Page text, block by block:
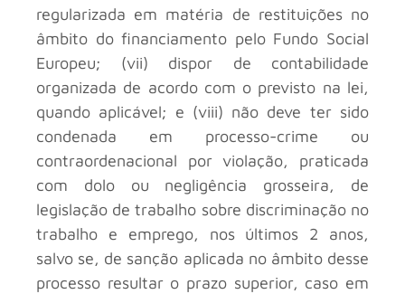
regularizada em matéria de restituições no
âmbito do financiamento pelo Fundo Social
Europeu; (vii) dispor de contabilidade
organizada de acordo com o previsto na lei,
quando aplicável; e (viii) não deve ter sido
condenada em processo-crime ou
contraordenacional por violação, praticada
com dolo ou negligência grosseira, de
legislação de trabalho sobre discriminação no
trabalho e emprego, nos últimos 2 anos,
salvo se, de sanção aplicada no âmbito desse
processo resultar o prazo superior, caso em